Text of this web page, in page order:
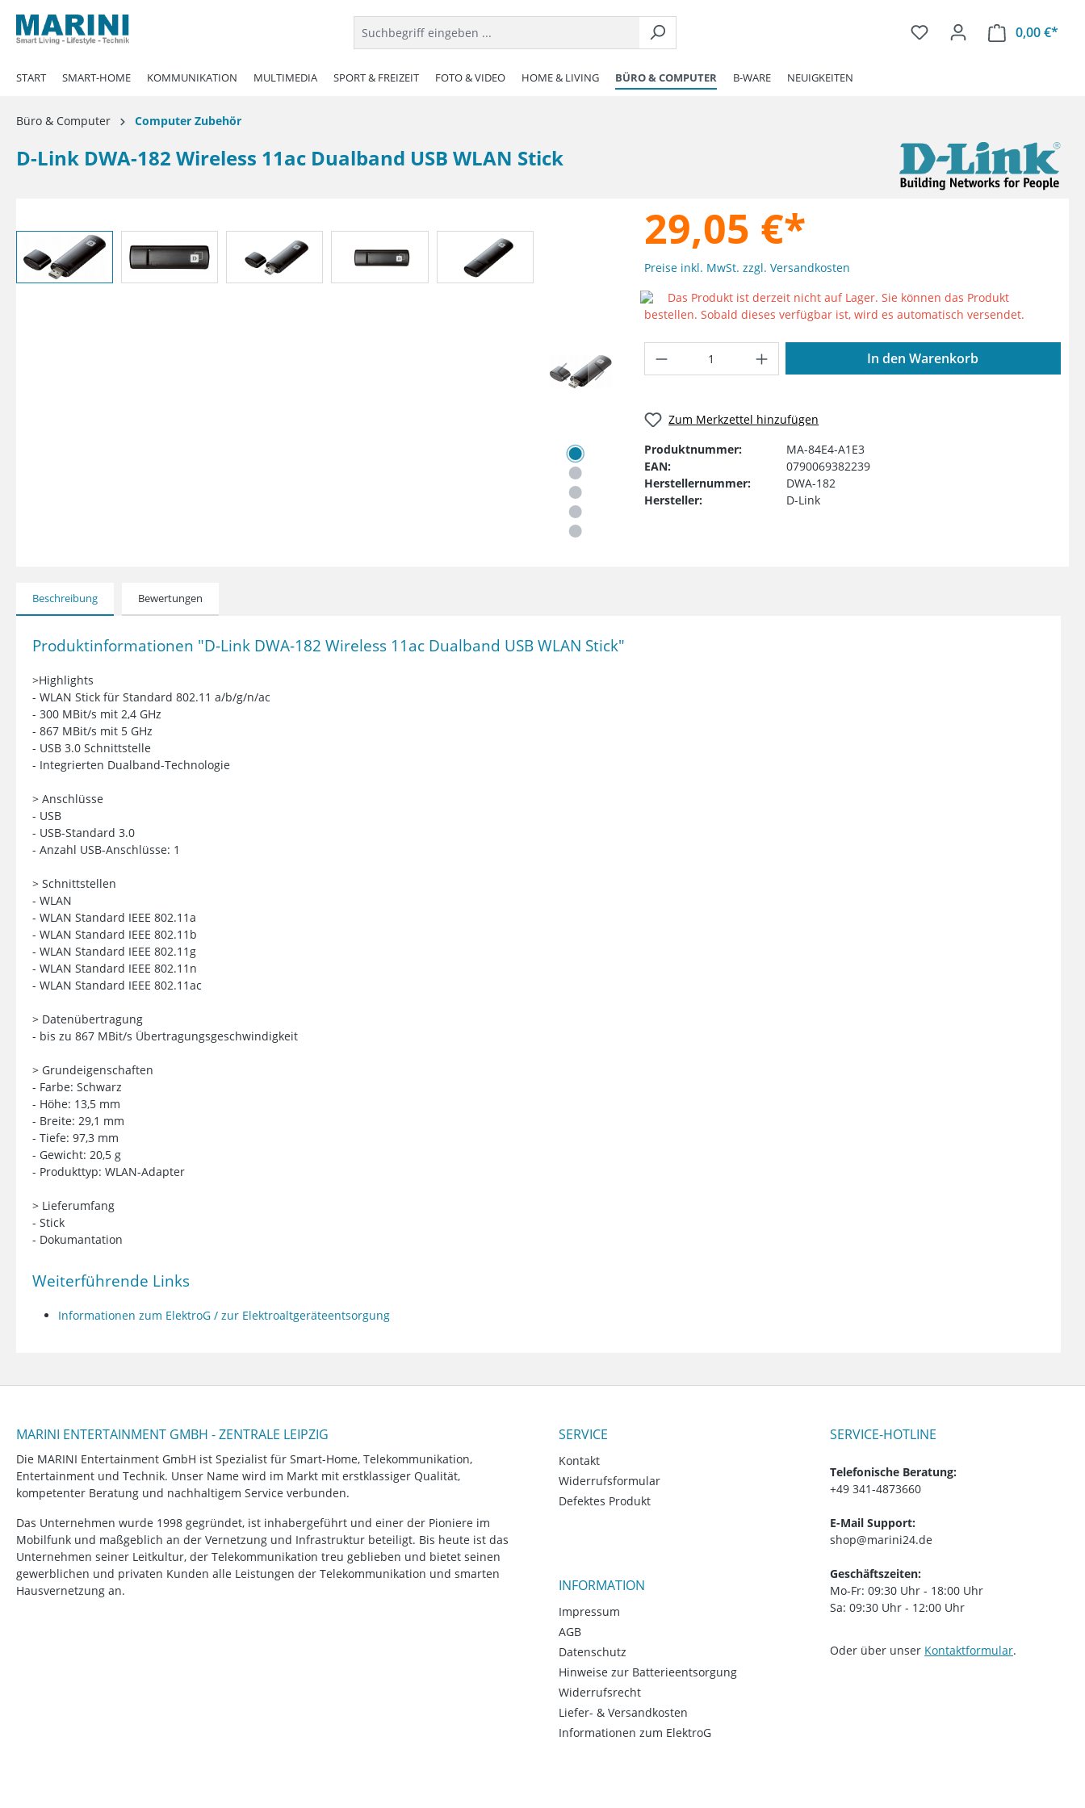
Zur Hauptnavigation springen
0,00 €*
START SMART-HOME KOMMUNIKATION MULTIMEDIA SPORT & FREIZEIT FOTO & VIDEO HOME & LIVING BÜRO & COMPUTER B-WARE NEUIGKEITEN
Büro & Computer Computer Zubehör
D-Link DWA-182 Wireless 11ac Dualband USB WLAN Stick
29,05 €*
Preise inkl. MwSt. zzgl. Versandkosten
Das Produkt ist derzeit nicht auf Lager. Sie können das Produkt
bestellen. Sobald dieses verfügbar ist, wird es automatisch versendet.
Produkt Anzahl: Gib den gewünschten Wert
In den Warenkorb
Zum Merkzettel hinzufügen
Produktnummer:
MA-84E4-A1E3
EAN:
0790069382239
Herstellernummer:
DWA-182
Hersteller:
D-Link
Beschreibung Bewertungen
Produktinformationen "D-Link DWA-182 Wireless 11ac Dualband USB WLAN Stick"
>Highlights
- WLAN Stick für Standard 802.11 a/b/g/n/ac
- 300 MBit/s mit 2,4 GHz
- 867 MBit/s mit 5 GHz
- USB 3.0 Schnittstelle
- Integrierten Dualband-Technologie
> Anschlüsse
- USB
- USB-Standard 3.0
- Anzahl USB-Anschlüsse: 1
> Schnittstellen
- WLAN
- WLAN Standard IEEE 802.11a
- WLAN Standard IEEE 802.11b
- WLAN Standard IEEE 802.11g
- WLAN Standard IEEE 802.11n
- WLAN Standard IEEE 802.11ac
> Datenübertragung
- bis zu 867 MBit/s Übertragungsgeschwindigkeit
> Grundeigenschaften
- Farbe: Schwarz
- Höhe: 13,5 mm
- Breite: 29,1 mm
- Tiefe: 97,3 mm
- Gewicht: 20,5 g
- Produkttyp: WLAN-Adapter
> Lieferumfang
- Stick
- Dokumantation
Weiterführende Links
Informationen zum ElektroG / zur Elektroaltgeräteentsorgung
MARINI ENTERTAINMENT GMBH - ZENTRALE LEIPZIG
Die MARINI Entertainment GmbH ist Spezialist für Smart-Home, Telekommunikation,
Entertainment und Technik. Unser Name wird im Markt mit erstklassiger Qualität,
kompetenter Beratung und nachhaltigem Service verbunden.
Das Unternehmen wurde 1998 gegründet, ist inhabergeführt und einer der Pioniere im
Mobilfunk und maßgeblich an der Vernetzung und Infrastruktur beteiligt. Bis heute ist das
Unternehmen seiner Leitkultur, der Telekommunikation treu geblieben und bietet seinen
gewerblichen und privaten Kunden alle Leistungen der Telekommunikation und smarten
Hausvernetzung an.
SERVICE
Kontakt
Widerrufsformular
Defektes Produkt
INFORMATION
Impressum
AGB
Datenschutz
Hinweise zur Batterieentsorgung
Widerrufsrecht
Liefer- & Versandkosten
Informationen zum ElektroG
SERVICE-HOTLINE
Telefonische Beratung:
+49 341-4873660
E-Mail Support:
shop@marini24.de
Geschäftszeiten:
Mo-Fr: 09:30 Uhr - 18:00 Uhr
Sa: 09:30 Uhr - 12:00 Uhr
Oder über unser Kontaktformular.